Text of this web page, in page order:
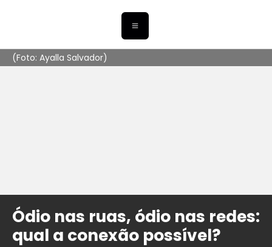
(Foto: Ayalla Salvador)
Ódio nas ruas, ódio nas redes:
qual a conexão possível?